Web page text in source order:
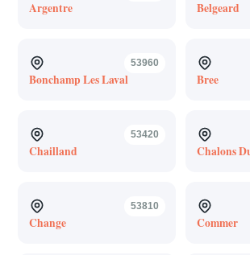
Argentre Belgeard
53960
Bonchamp Les Laval Bree
53420
Chailland Chalons
53810
Change Commer